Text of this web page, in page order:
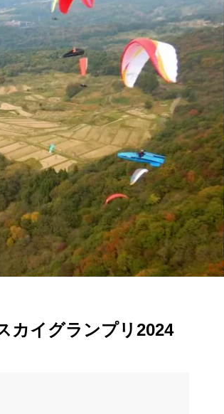
カイグランプリ2024